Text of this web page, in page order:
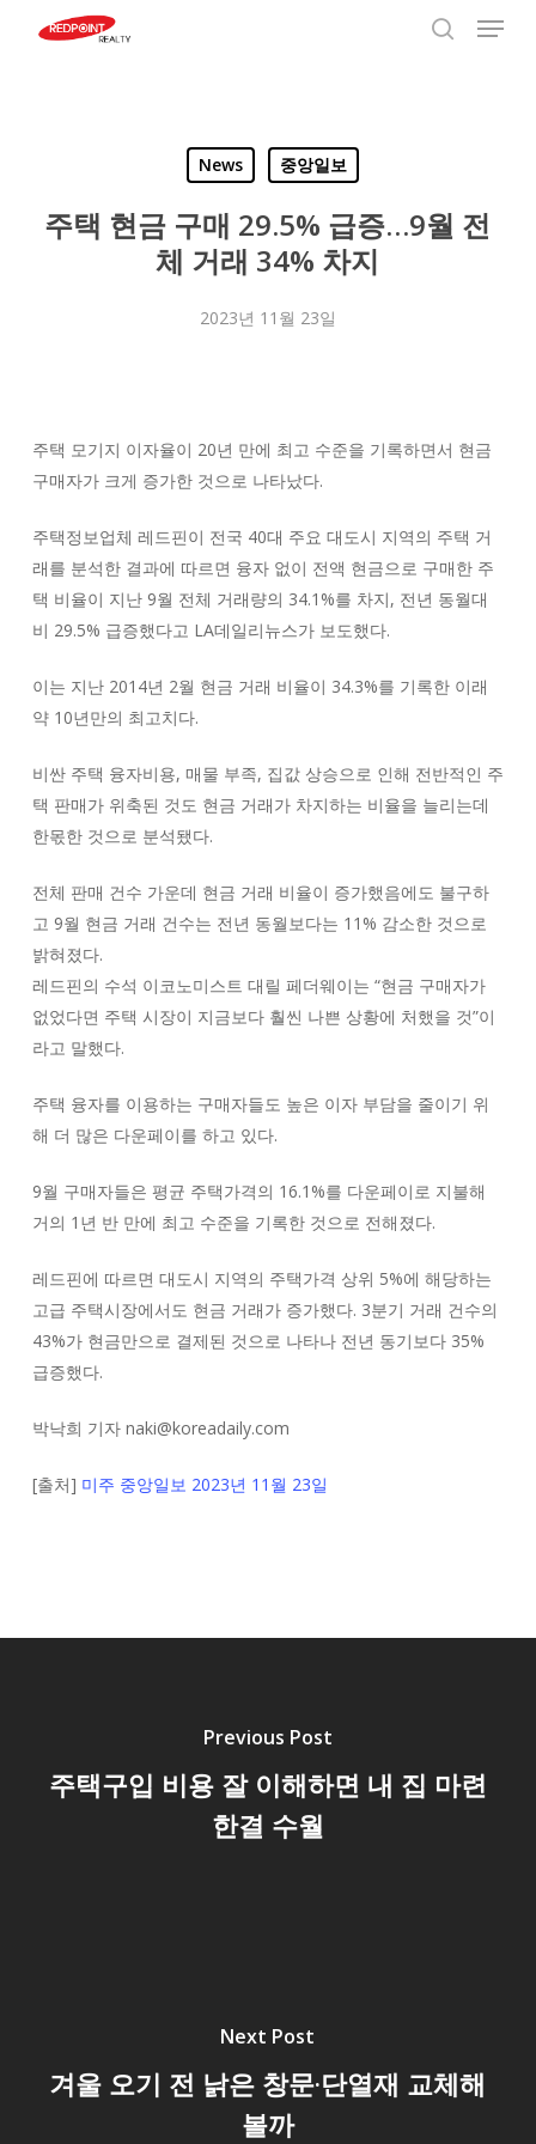
Menu
News 중앙일보
주택 현금 구매 29.5% 급증…9월 전
체 거래 34% 차지
2023년 11월 23일
주택 모기지 이자율이 20년 만에 최고 수준을 기록하면서 현금
구매자가 크게 증가한 것으로 나타났다.
주택정보업체 레드핀이 전국 40대 주요 대도시 지역의 주택 거
래를 분석한 결과에 따르면 융자 없이 전액 현금으로 구매한 주
택 비율이 지난 9월 전체 거래량의 34.1%를 차지, 전년 동월대
비 29.5% 급증했다고 LA데일리뉴스가 보도했다.
이는 지난 2014년 2월 현금 거래 비율이 34.3%를 기록한 이래
약 10년만의 최고치다.
비싼 주택 융자비용, 매물 부족, 집값 상승으로 인해 전반적인 주
택 판매가 위축된 것도 현금 거래가 차지하는 비율을 늘리는데
한몫한 것으로 분석됐다.
전체 판매 건수 가운데 현금 거래 비율이 증가했음에도 불구하
고 9월 현금 거래 건수는 전년 동월보다는 11% 감소한 것으로
밝혀졌다.
레드핀의 수석 이코노미스트 대릴 페더웨이는 “현금 구매자가
없었다면 주택 시장이 지금보다 훨씬 나쁜 상황에 처했을 것”이
라고 말했다.
주택 융자를 이용하는 구매자들도 높은 이자 부담을 줄이기 위
해 더 많은 다운페이를 하고 있다.
9월 구매자들은 평균 주택가격의 16.1%를 다운페이로 지불해
거의 1년 반 만에 최고 수준을 기록한 것으로 전해졌다.
레드핀에 따르면 대도시 지역의 주택가격 상위 5%에 해당하는
고급 주택시장에서도 현금 거래가 증가했다. 3분기 거래 건수의
43%가 현금만으로 결제된 것으로 나타나 전년 동기보다 35%
급증했다.
박낙희 기자 naki@koreadaily.com
[출처] 미주 중앙일보 2023년 11월 23일
Previous Post
주택구입 비용 잘 이해하면 내 집 마련
한결 수월
Next Post
겨울 오기 전 낡은 창문·단열재 교체해
볼까